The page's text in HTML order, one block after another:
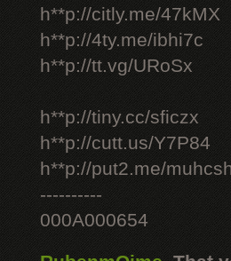
h**p://citly.me/47kMX
h**p://4ty.me/ibhi7c
h**p://tt.vg/URoSx
h**p://tiny.cc/sficzx
h**p://cutt.us/Y7P84
h**p://put2.me/
----------
000A000654